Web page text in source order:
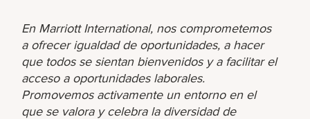
En Marriott International, nos comprometemos
a ofrecer igualdad de oportunidades, a hacer
que todos se sientan bienvenidos y a facilitar el
acceso a oportunidades laborales.
Promovemos activamente un entorno en el
que se valora y celebra la diversidad de